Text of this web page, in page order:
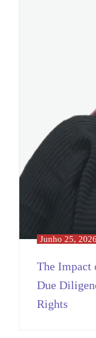
The Impact
Due
Rights
Junho 25, 2026